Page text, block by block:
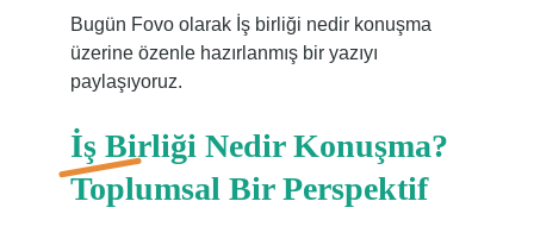
Bugün Fovo olarak İş birliği nedir konuşma
üzerine özenle hazırlanmış bir yazıyı
paylaşıyoruz.
İş Birliği Nedir Konuşma?
Toplumsal Bir Perspektif